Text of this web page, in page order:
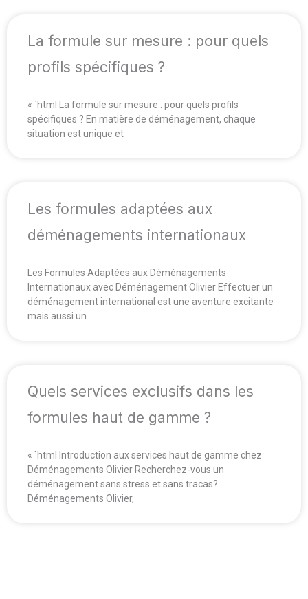
La formule sur mesure : pour quels
profils spécifiques ?
« `html La formule sur mesure : pour quels profils
spécifiques ? En matière de déménagement, chaque
situation est unique et
Les formules adaptées aux
déménagements internationaux
Les Formules Adaptées aux Déménagements
Internationaux avec Déménagement Olivier Effectuer un
déménagement international est une aventure excitante
mais aussi un
Quels services exclusifs dans les
formules haut de gamme ?
« `html Introduction aux services haut de gamme chez
Déménagements Olivier Recherchez-vous un
déménagement sans stress et sans tracas?
Déménagements Olivier,